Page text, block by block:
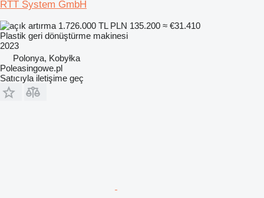
RTT System GmbH
1.726.000 TL PLN 135.200 ≈ €31.410
Plastik geri dönüştürme makinesi
2023
Polonya, Kobyłka
Poleasingowe.pl
Satıcıyla iletişime geç